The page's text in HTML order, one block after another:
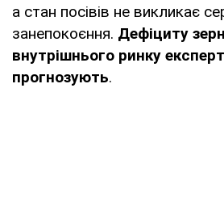
а стан посівів не викликає
занепокоєння. Дефіциту
внутрішнього ринку
прогнозують.